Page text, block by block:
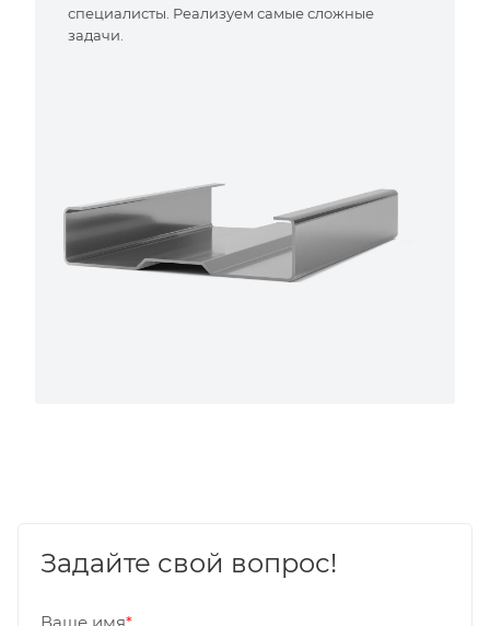
специалисты. Реализуем самые сложные
задачи.
Задайте свой вопрос!